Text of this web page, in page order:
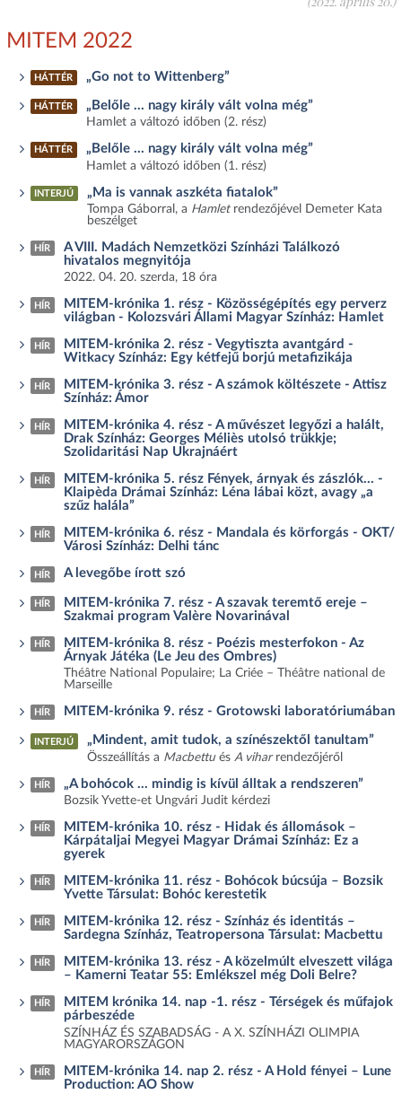
MITEM 2022
HÁTTÉR „Go not to Wittenberg”
HÁTTÉR „Belőle … nagy király vált volna még”
Hamlet a változó időben (2. rész)
HÁTTÉR „Belőle … nagy király vált volna még”
Hamlet a változó időben (1. rész)
INTERJÚ „Ma is vannak aszkéta fiatalok”
Tompa Gáborral, a Hamletrendezőjével Demeter Kata
beszélget
HÍR
A VIII. Madách Nemzetközi Színházi Találkozó
hivatalos megnyitója
2022. 04. 20. szerda, 18 óra
HÍR
MITEM-krónika 1. rész - Közösségépítés egy perverz
világban - Kolozsvári Állami Magyar Színház: Hamlet
HÍR
MITEM-krónika 2. rész - Vegytiszta avantgárd -
Witkacy Színház: Egy kétfejű borjú metafizikája
HÍR
MITEM-krónika 3. rész - A számok költészete - Attisz
Színház: Ámor
HÍR
MITEM-krónika 4. rész - A művészet legyőzi a halált,
Drak Színház: Georges Méliès utolsó trükkje;
Szolidaritási Nap Ukrajnáért
HÍR
MITEM-krónika 5. rész Fények, árnyak és zászlók… -
Klaipèda Drámai Színház: Léna lábai közt, avagy „a
szűz halála”
HÍR
MITEM-krónika 6. rész - Mandala és körforgás - OKT/
Városi Színház: Delhi tánc
HÍR A levegőbe írott szó
HÍR
MITEM-krónika 7. rész - A szavak teremtő ereje –
Szakmai program Valère Novarinával
HÍR
MITEM-krónika 8. rész - Poézis mesterfokon - Az
Árnyak Játéka (Le Jeu des Ombres)
Théâtre National Populaire; La Criée – Théâtre national de
Marseille
HÍR MITEM-krónika 9. rész - Grotowski laboratóriumában
INTERJÚ „Mindent, amit tudok, a színészektől tanultam”
Összeállítás a MacbettuésA viharrendezőjéről
HÍR „A bohócok … mindig is kívül álltak a rendszeren”
Bozsik Yvette-et Ungvári Judit kérdezi
HÍR
MITEM-krónika 10. rész - Hidak és állomások –
Kárpátaljai Megyei Magyar Drámai Színház: Ez a
gyerek
HÍR
MITEM-krónika 11. rész - Bohócok búcsúja – Bozsik
Yvette Társulat: Bohóc kerestetik
HÍR
MITEM-krónika 12. rész - Színház és identitás –
Sardegna Színház, Teatropersona Társulat: Macbettu
HÍR
MITEM-krónika 13. rész - A közelmúlt elveszett világa
– Kamerni Teatar 55: Emlékszel még Doli Belre?
HÍR
MITEM krónika 14. nap -1. rész - Térségek és műfajok
párbeszéde
SZÍNHÁZ ÉS SZABADSÁG - A X. SZÍNHÁZI OLIMPIA
MAGYARORSZÁGON
HÍR
MITEM-krónika 14. nap 2. rész - A Hold fényei – Lune
Production: AO Show